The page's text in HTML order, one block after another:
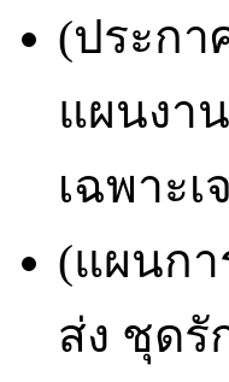
(ประกา
แผนงา
เฉพาะ
(แผนกา
ส่ง ชุด